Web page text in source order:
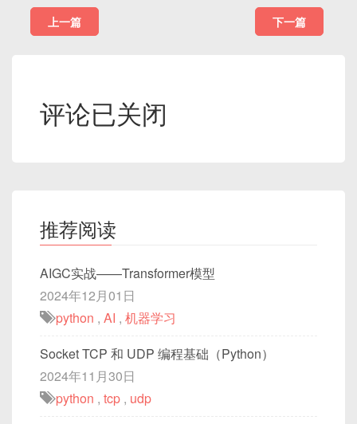
上一篇 下一篇
评论已关闭
推荐阅读
AIGC实战——Transformer模型
2024年12月01日
python , AI , 机器学习
Socket TCP 和 UDP 编程基础（Python）
2024年11月30日
python , tcp , udp